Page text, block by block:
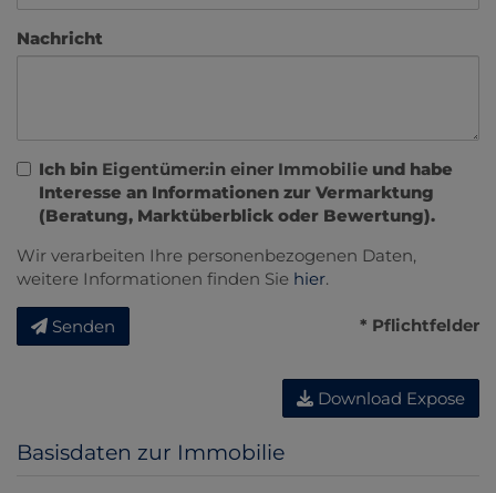
Nachricht
Ich bin Eigentümer:in einer Immobilie und habe
Interesse an Informationen zur Vermarktung
(Beratung, Marktüberblick oder Bewertung).
Wir verarbeiten Ihre personenbezogenen Daten,
weitere Informationen finden Sie hier.
Senden * Pflichtfelder
Download Expose
Basisdaten zur Immobilie